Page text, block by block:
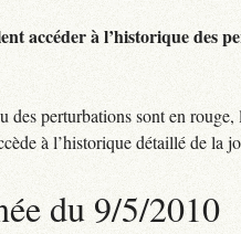
accéder à l’historique des
perturbations sont en
à l’historique détaillé de la
du 9/5/2010